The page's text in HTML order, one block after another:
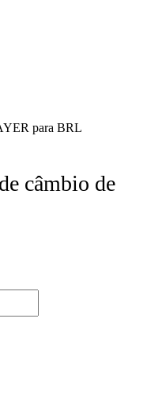
para BRL
câmbio de